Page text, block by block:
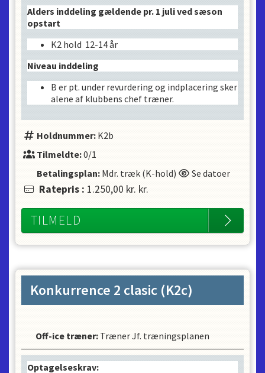
Alders inddeling gældende pr. 1 juli ved sæson
opstart
K2 hold 12-14 år
Niveau inddeling
B er pt. under revurdering og indplacering sker
alene af klubbens chef træner.
Holdnummer: K2b
Tilmeldte:0/1
Betalingsplan: Mdr. træk (K-hold) Se datoer
Ratepris : 1.250,00 kr. kr.
TILMELD
Konkurrence 2 clasic (K2c)
Off-ice træner: Træner Jf. træningsplanen
Optagelseskrav: